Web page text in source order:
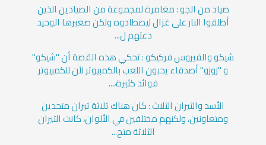
صياد من الجو : مغامرة لمجموعة من الصيادين الذين
أطلقوا النار على غزال ليصطادوه ولكن صغيرها الوحيد
دعتهم ل...
شيكو والفيروس فركيكو : تحكي هذه القصة أن "شيكو"
و "زوزو" أصدقاء يحبون اللعب بالكمبيوتر لأن للكمبيوتر
فوائد كثيرة،...
الأسد والثيران الثلاث : كان هناك ثلاثة ثيران متحدين
ومتعاونين، ولكنهم مختلفين في الألوان، كانت الثيران
الثلاثة متح...